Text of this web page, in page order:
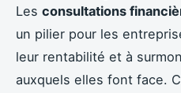
Les consultations
un pilier pour les
leur rentabilité et à
auxquels elles font face.